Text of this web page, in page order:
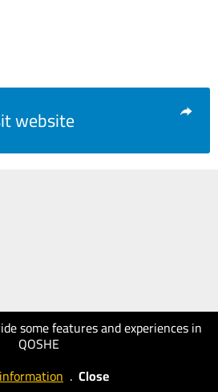
some features and experiences in
QOSHE
. Close
website